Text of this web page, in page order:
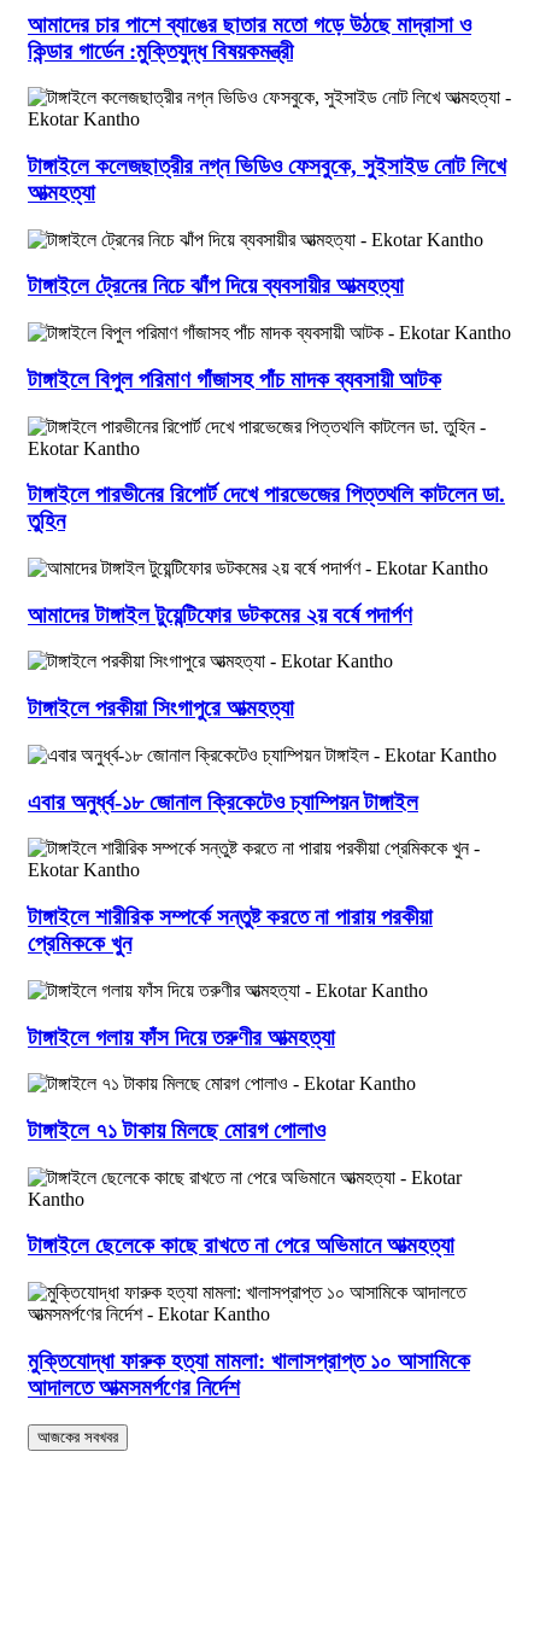
আমাদের চার পাশে ব্যাঙের ছাতার মতো গড়ে উঠছে মাদ্রাসা ও
কিন্ডার গার্ডেন :মুক্তিযুদ্ধ বিষয়কমন্ত্রী
টাঙ্গাইলে কলেজছাত্রীর নগ্ন ভিডিও ফেসবুকে, সুইসাইড নোট লিখে
আত্মহত্যা
টাঙ্গাইলে ট্রেনের নিচে ঝাঁপ দিয়ে ব্যবসায়ীর আত্মহত্যা
টাঙ্গাইলে বিপুল পরিমাণ গাঁজাসহ পাঁচ মাদক ব্যবসায়ী আটক
টাঙ্গাইলে পারভীনের রিপোর্ট দেখে পারভেজের পিত্তথলি কাটলেন ডা.
তুহিন
আমাদের টাঙ্গাইল টুয়েন্টিফোর ডটকমের ২য় বর্ষে পদার্পণ
টাঙ্গাইলে পরকীয়া সিংগাপুরে আত্মহত্যা
এবার অনুর্ধ্ব-১৮ জোনাল ক্রিকেটেও চ্যাম্পিয়ন টাঙ্গাইল
টাঙ্গাইলে শারীরিক সম্পর্কে সন্তুষ্ট করতে না পারায় পরকীয়া
প্রেমিককে খুন
টাঙ্গাইলে গলায় ফাঁস দিয়ে তরুণীর আত্মহত্যা
টাঙ্গাইলে ৭১ টাকায় মিলছে মোরগ পোলাও
টাঙ্গাইলে ছেলেকে কাছে রাখতে না পেরে অভিমানে আত্মহত্যা
মুক্তিযোদ্ধা ফারুক হত্যা মামলা: খালাসপ্রাপ্ত ১০ আসামিকে
আদালতে আত্মসমর্পণের নির্দেশ